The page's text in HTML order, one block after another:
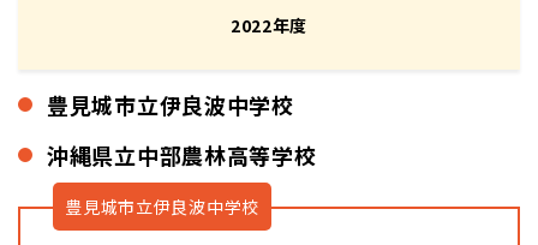
2022年度
豊見城市立伊良波中学校
沖縄県立中部農林高等学校
豊見城市立伊良波中学校